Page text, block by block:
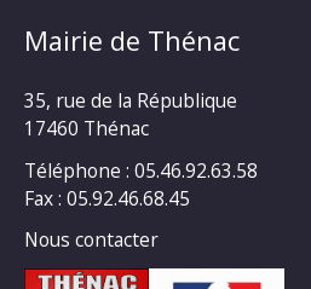
Mairie de Thénac
35, rue de la République
17460 Thénac
Téléphone : 05.46.92.63.58
Fax : 05.92.46.68.45
Nous contacter